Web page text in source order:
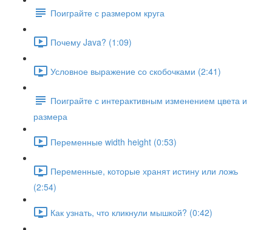
Поиграйте с размером круга
Почему Java? (1:09)
Условное выражение со скобочками (2:41)
Поиграйте с интерактивным изменением цвета и
размера
Переменные width height (0:53)
Переменные, которые хранят истину или ложь
(2:54)
Как узнать, что кликнули мышкой? (0:42)